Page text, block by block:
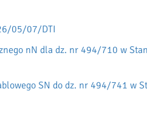
05/07/DTI
nN dla dz. nr 494/710 w
SN do dz. nr 494/741 w